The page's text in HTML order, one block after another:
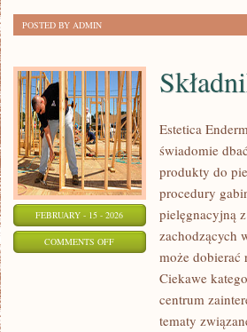
POSTED BY ADMIN
FEBRUARY - 15 - 2026
COMMENTS OFFON
SKŁADNIKI
Estetica
świadomie
produkty do
procedury
pielęgnacyjną
zachodzących
może dobierać
Ciekawe
centrum
tematy